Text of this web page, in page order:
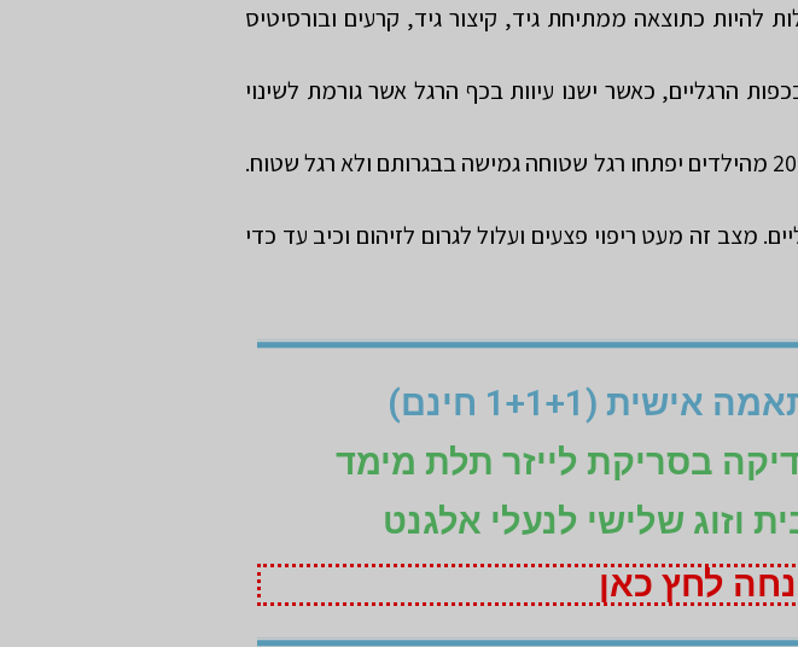
כתוצאה ממתיחת גיד, קיצור גיד, קרעים ובורסיטיס
הרגליים, כאשר ישנו עיוות בכף הרגל אשר גורמת לשינוי
שינוי גמישות קשת אופינית היא בעיקר בקרב ילדים רכים. כ-20% מהילדים יפתחו רגל שטוחה גמישה בבגרותם ולא רגל שטוח.
מצב זה מעט ריפוי פצעים ועלול לגרום לזיהום וכיב עד כדי
בסריקת לייזר תלת מימד
וזוג שלישי לנעלי אלגנט
לחץ כאן